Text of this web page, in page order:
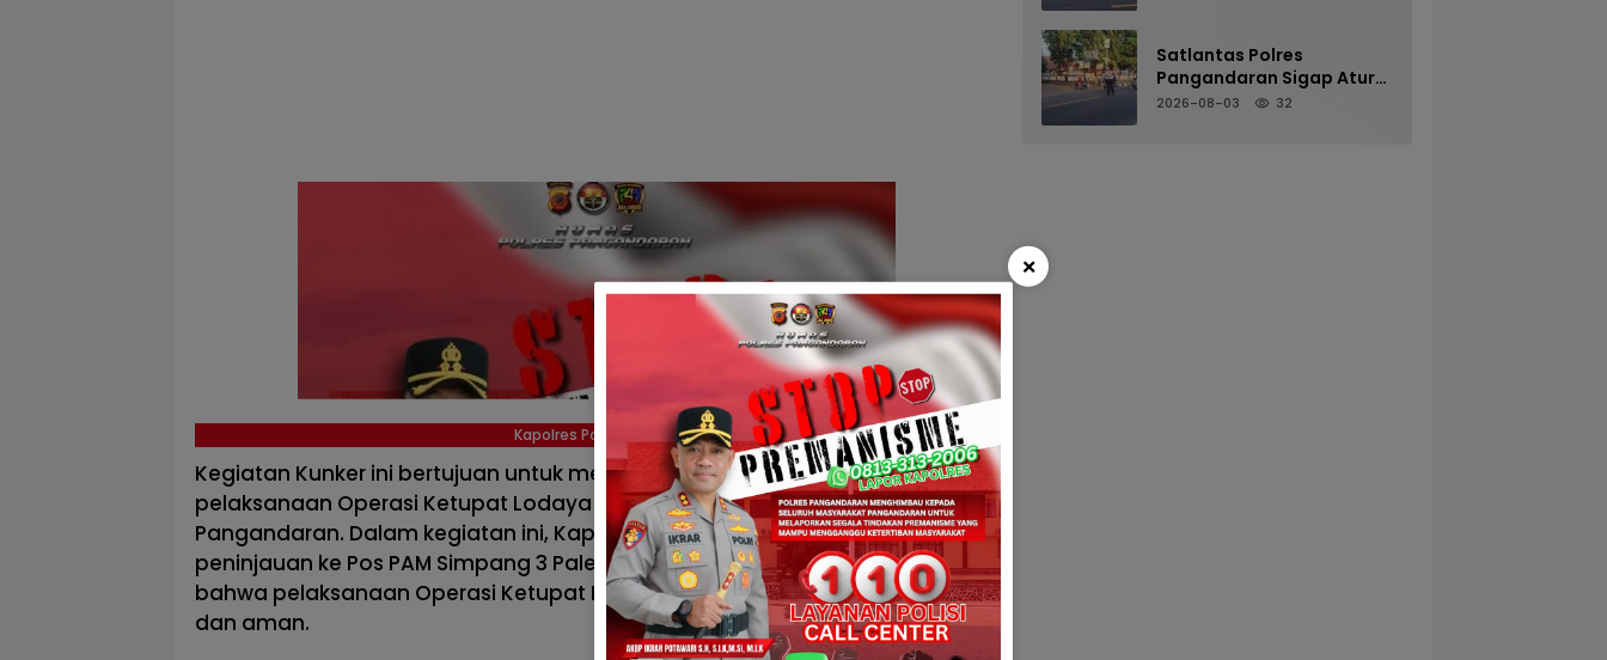
Kapolres Pangandaran
Kegiatan Kunker ini bertujuan untuk memantau dan mengevaluasi
pelaksanaan Operasi Ketupat Lodaya 2025 di wilayah hukum Polres
Pangandaran. Dalam kegiatan ini, Kapolres Pangandaran juga melakukan
peninjauan ke Pos PAM Simpang 3 Paledah Padaherang untuk memastikan
bahwa pelaksanaan Operasi Ketupat Lodaya 2025 berjalan dengan lancar
dan aman.
Satlantas Polres
Pangandaran Sigap Atur
Arus Kendaraan Demi
2026-08-03 32
×